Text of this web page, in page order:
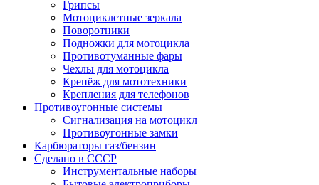
Грипсы
Мотоциклетные зеркала
Поворотники
Подножки для мотоцикла
Противотуманные фары
Чехлы для мотоцикла
Крепёж для мототехники
Крепления для телефонов
Противоугонные системы
Сигнализация на мотоцикл
Противоугонные замки
Карбюраторы газ/бензин
Сделано в СССР
Инструментальные наборы